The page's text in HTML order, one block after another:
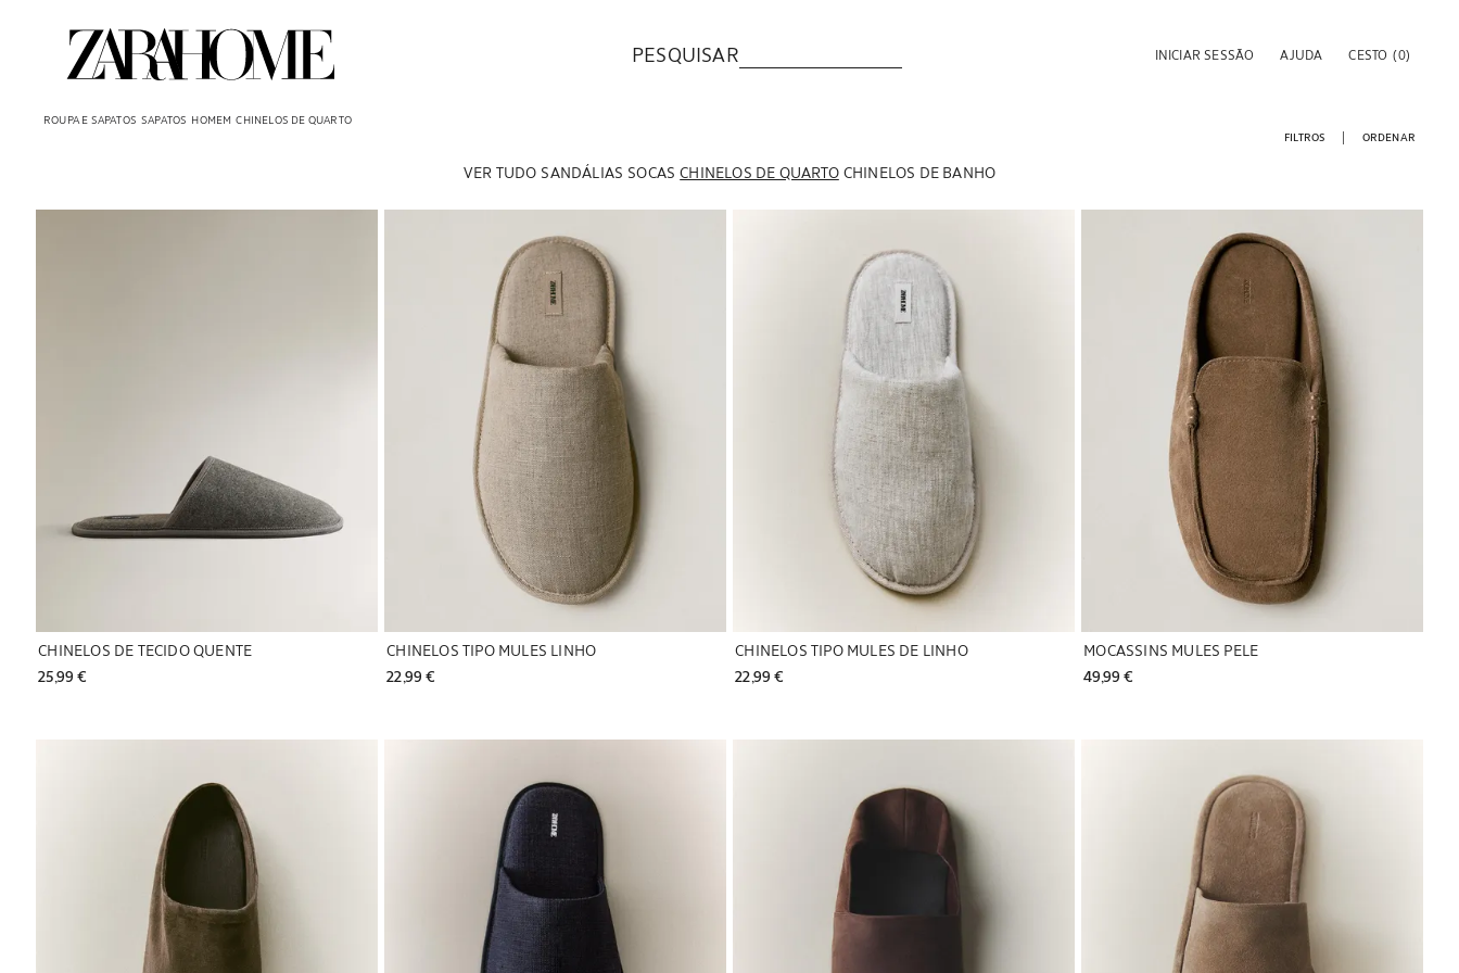
PESQUISAR INICIAR SESSÃO AJUDA CESTO (0)
ROUPA E SAPATOS SAPATOS HOMEM CHINELOS DE QUARTO
VER TUDO SANDÁLIAS SOCAS CHINELOS DE QUARTO CHINELOS DE BANHO
FILTROS ORDENAR
CHINELOS DE TECIDO QUENTE
25,99 €
Imagem alterada para 1 de 5
CHINELOS TIPO MULES LINHO
22,99 €
Imagem alterada para 1 de 6
CHINELOS TIPO MULES DE LINHO
22,99 €
Imagem alterada para 1 de 6
MOCASSINS MULES PELE
49,99 €
Imagem alterada para 1 de 6
Imagem alterada para 1 de 6 Imagem alterada para 1 de 6 Imagem alterada para 1 de 6 Imagem alterada para 1 de 6